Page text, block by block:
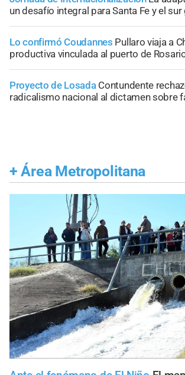
un desafío integral para Santa Fe y el
Lo confirmó Coudannes Pullaro viaja a
productiva vinculada al puerto de
Proyecto de Losada Contundente
radicalismo nacional al dictamen sobre
+ Área Metropolitana